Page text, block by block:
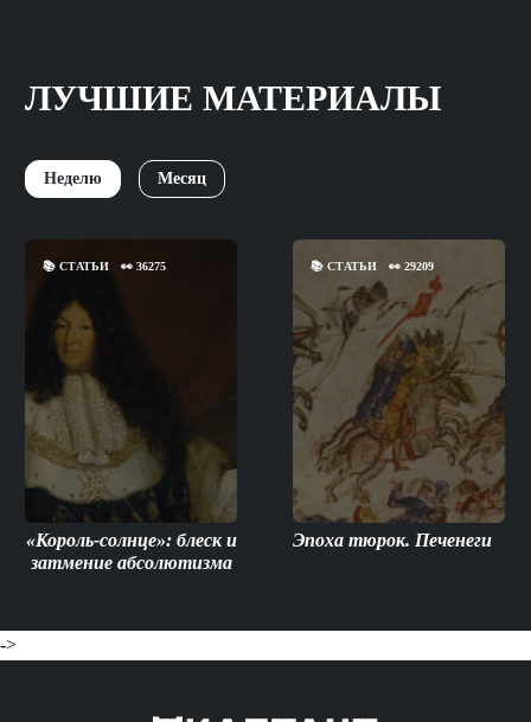
ЛУЧШИЕ МАТЕРИАЛЫ
Неделю Месяц
📚 СТАТЬИ 👀 36275
«Король-солнце»: блеск и
затмение абсолютизма
📚СТАТЬИ 👀29209
Эпоха тюрок. Печенеги
->